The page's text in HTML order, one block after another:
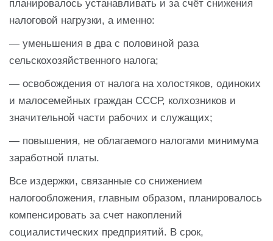
планировалось устанавливать и за счёт снижения
налоговой нагрузки, а именно:
— уменьшения в два с половиной раза
сельскохозяйственного налога;
— освобождения от налога на холостяков, одиноких
и малосемейных граждан СССР, колхозников и
значительной части рабочих и служащих;
— повышения, не облагаемого налогами минимума
заработной платы.
Все издержки, связанные со снижением
налогообложения, главным образом, планировалось
компенсировать за счет накоплений
социалистических предприятий. В срок,